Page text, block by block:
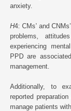
anxiety.
H4: CMs’ and
problems,
experiencing
PPD are
management.
Additionally, to
reported
manage patients